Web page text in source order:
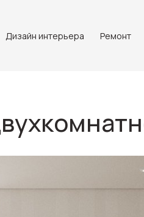
Дизайн интерьера Ремонт